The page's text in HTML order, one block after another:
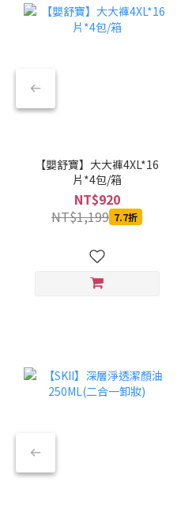
【嬰舒寶】大大褲4XL*16
片*4包/箱
NT$920
NT$1,199 7.7折